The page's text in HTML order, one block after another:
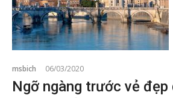
msbich 06/03/2020
Ngỡ ngàng trước vẻ